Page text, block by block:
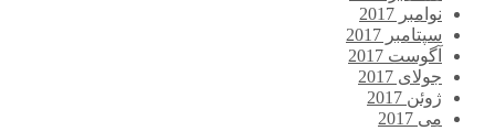
نوامبر 2017
سپتامبر 2017
آگوست 2017
جولای 2017
ژوئن 2017
می 2017